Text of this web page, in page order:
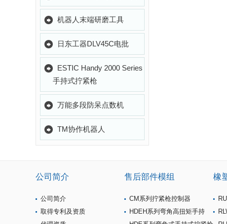
机器人末端研磨工具
日东工器DLV45C电批
ESTIC Handy 2000 Series
手持式拧紧枪
万能多段防呆点数机
TM协作机器人
公司简介
公司简介
取得专利及资质
售后部件模组
CM系列拧紧枪控制器
HDEH系列弯角高扭矩手持
橡
机